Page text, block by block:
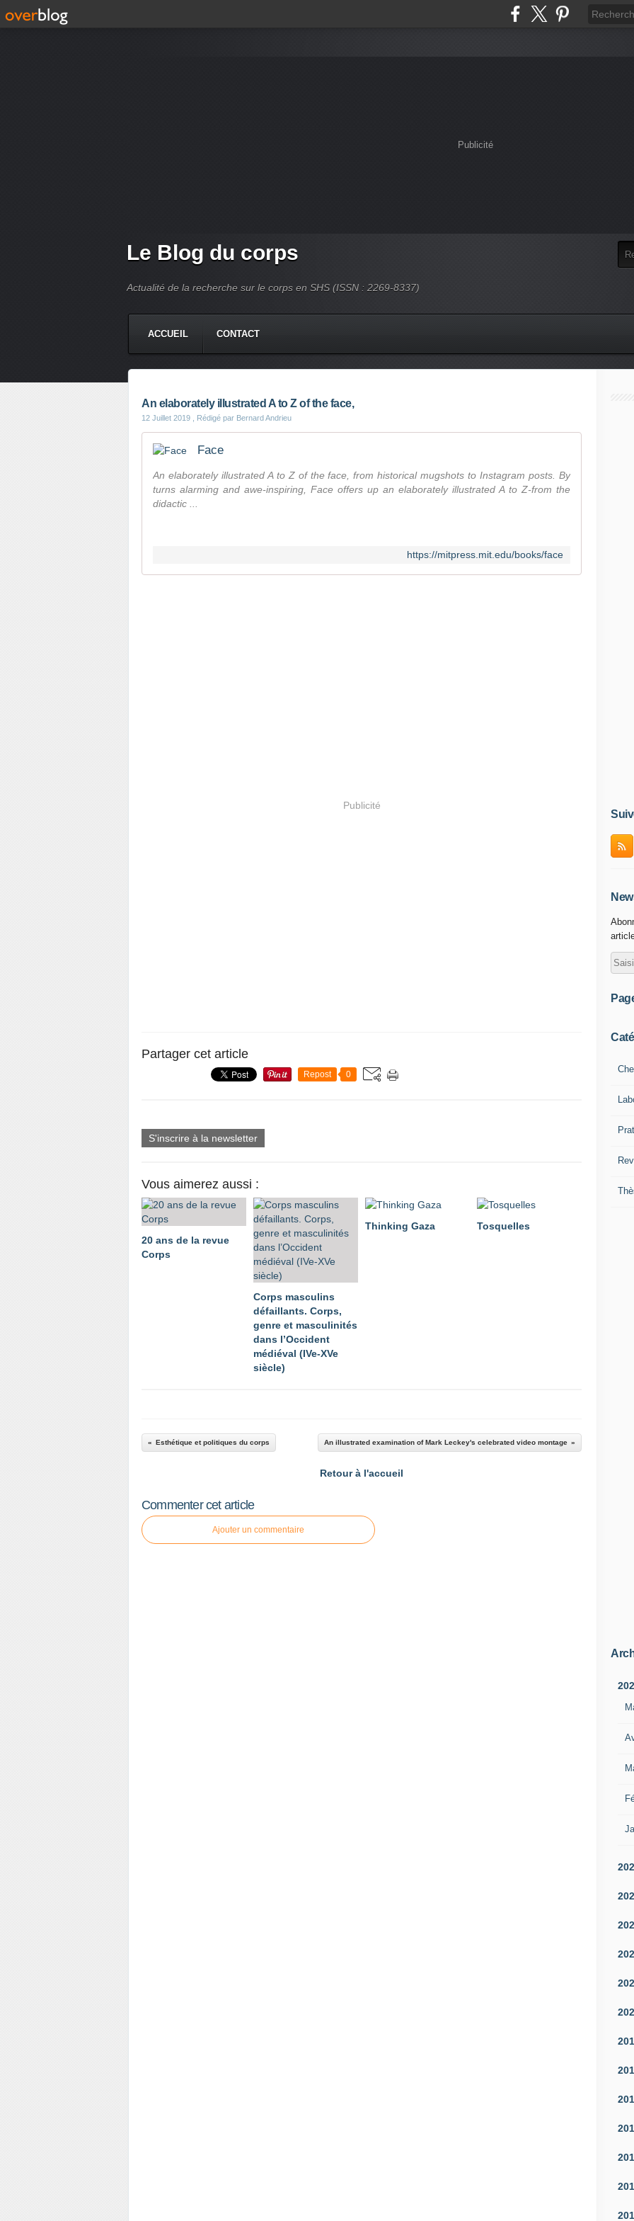
Publicité
Le Blog du corps
Actualité de la recherche sur le corps en SHS (ISSN : 2269-8337)
ACCUEIL CONTACT
An elaborately illustrated A to Z of the face,
12 Juillet 2019 , Rédigé par Bernard Andrieu
Face
An elaborately illustrated A to Z of the face, from historical mugshots to Instagram posts. By
turns alarming and awe-inspiring, Face offers up an elaborately illustrated A to Z-from the
didactic ...
https://mitpress.mit.edu/books/face
Publicité
Partager cet article
Repost 0
S'inscrire à la newsletter
Vous aimerez aussi :
20 ans de la revue
Corps
Corps masculins
défaillants. Corps,
genre et masculinités
dans l’Occident
médiéval (IVe-XVe
siècle)
Thinking Gaza Tosquelles
Esthétique et politiques du corps An illustrated examination of Mark Leckey's celebrated video montage
Retour à l'accueil
Commenter cet article
Ajouter un commentaire